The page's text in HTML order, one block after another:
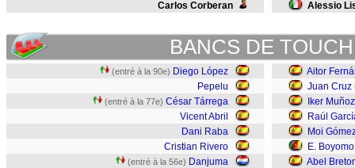
Carlos Corberan Alessio
BANCS DE
(entré à la 90e) Diego López
Pepelu
(entré à la 77e) César Tárrega
Vicent Abril
Dani Raba
Cristian Rivero
(entré à la 56e) Danjuma
Aitor
Juan Cruz
Iker Muñoz
Raúl
Moi
E. Boyomo
Abel